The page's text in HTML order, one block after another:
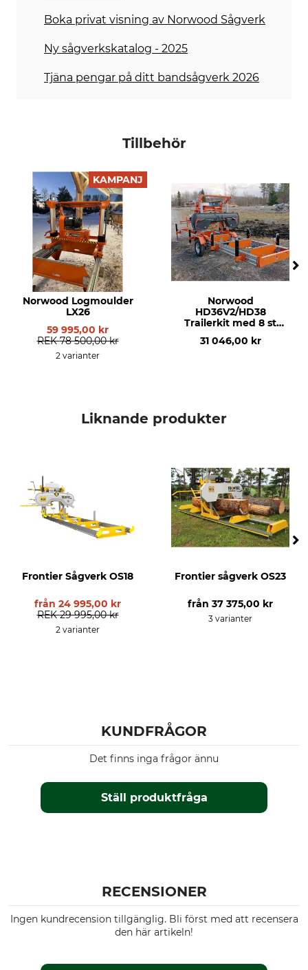
Boka privat visning av Norwood Sågverk
Ny sågverkskatalog - 2025
Tjäna pengar på ditt bandsågverk 2026
Tillbehör
KAMPANJ
Norwood Logmoulder
LX26
59 995,00 kr
REK 78 500,00 kr
2 varianter
Norwood
HD36V2/HD38
Trailerkit med 8 st
stödben, 6 m
31 046,00 kr
Liknande produkter
Frontier Sågverk OS18
från 24 995,00 kr
REK 29 995,00 kr
2 varianter
Frontier sågverk OS23
från 37 375,00 kr
3 varianter
KUNDFRÅGOR
Ställ produktfråga
Det finns inga frågor ännu
RECENSIONER
Ingen kundrecension tillgänglig. Bli först med att recensera
den här artikeln!